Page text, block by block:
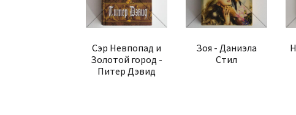
Сэр Невпопад и
Золотой город -
Питер Дэвид
Зоя - Даниэла
Стил